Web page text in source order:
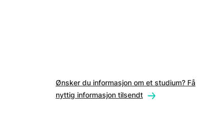
Ønsker du informasjon om et studium? Få
nyttig informasjon tilsendt